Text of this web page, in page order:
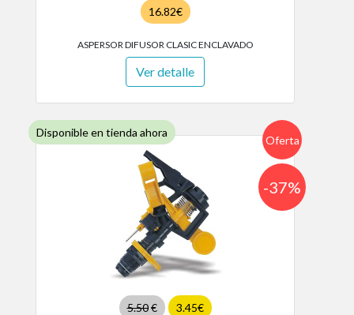
16.82€
ASPERSOR DIFUSOR CLASIC ENCLAVADO
Ver detalle
Disponible en tienda ahora
Oferta
5.50€ 3.45€
-37%